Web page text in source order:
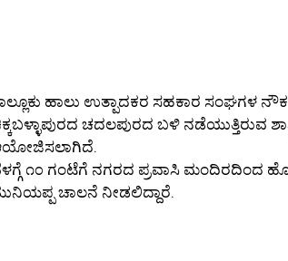
ಹಾಲು ಉತ್ಪಾದಕರ ಸಹಕಾರ
ಚದಲಪುರದ ಬಳಿ ನಡೆಯುತ್ತಿರುವ
೧೦ ಗಂಟೆಗೆ ನಗರದ ಪ್ರವಾಸಿ ಮಂದಿರದಿಂದ
ಚಾಲನೆ ನೀಡಲಿದ್ದಾರೆ.